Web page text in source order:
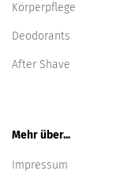
Körperpflege
Deodorants
After Shave
Mehr über...
Impressum